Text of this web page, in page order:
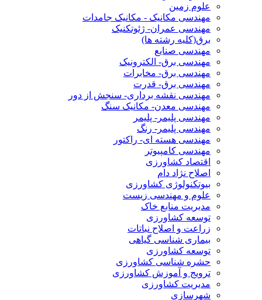
علوم زمین
مهندسی مکانیک - مکانیک جامدات
مهندسی عمران- ژئوتکنیک
برق(کلیه رشته ها)
مهندسی صنایع
مهندسی برق- الکترونیک
مهندسی برق- مخابرات
مهندسی برق- قدرت
مهندسی نقشه برداری- سنجش از دور
مهندسی معدن- مکانیک سنگ
مهندسی پلیمر- پلیمر
مهندسی پلیمر- رنگ
مهندسی هسته ای- راکتور
مهندسی کامپیوتر
اقتصاد کشاورزی
اصلاح نژاد دام
بیوتکنولوژی کشاورزی
علوم و مهندسی زیست
مدیریت منابع خاک
توسعه کشاورزی
زراعت و اصلاح نباتات
بیماری شناسی گیاهی
توسعه کشاورزی
حشره شناسی کشاورزی
ترویج و آموزش کشاورزی
مدیریت کشاورزی
شهرسازی